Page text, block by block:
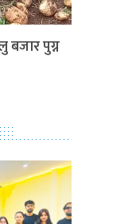
बजार पुग्न